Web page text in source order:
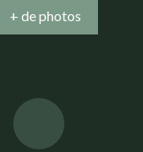
+ de photos